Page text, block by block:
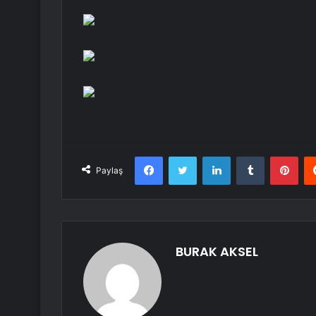
Paylaş
FacebookTwitter LinkedInTumblr
BURAK AKSEL